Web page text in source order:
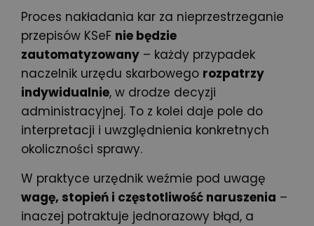
Proces nakładania kar za nieprzestrzeganie
przepisów KSeF nie będzie
zautomatyzowany – każdy przypadek
naczelnik urzędu skarbowego rozpatrzy
indywidualnie, w drodze decyzji
administracyjnej. To z kolei daje pole do
interpretacji i uwzględnienia konkretnych
okoliczności sprawy.
W praktyce urzędnik weźmie pod uwagę
wagę, stopień i częstotliwość naruszenia –
inaczej potraktuje jednorazowy błąd, a